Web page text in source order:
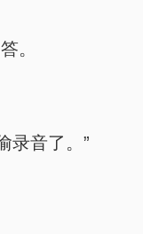
。
录音了。”